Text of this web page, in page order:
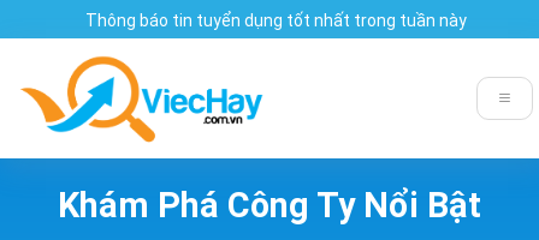
Thông báo tin tuyển dụng tốt nhất trong tuần này
Khám Phá Công Ty Nổi Bật